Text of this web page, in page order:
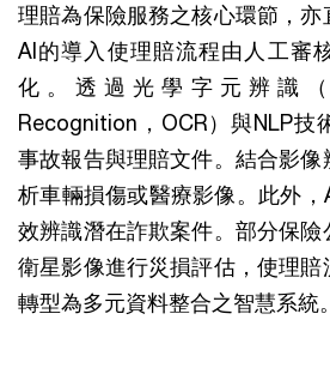
理賠為保險服務之核心環節，亦
AI的導入使理賠流程由人工審
化。透過光學字元辨識（
Recognition，OCR）與NLP技
事故報告與理賠文件。結合影
析車輛損傷或醫療影像。此外
效辨識潛在詐欺案件。部分保險
衛星影像進行災損評估，使理
轉型為多元資料整合之智慧系統。